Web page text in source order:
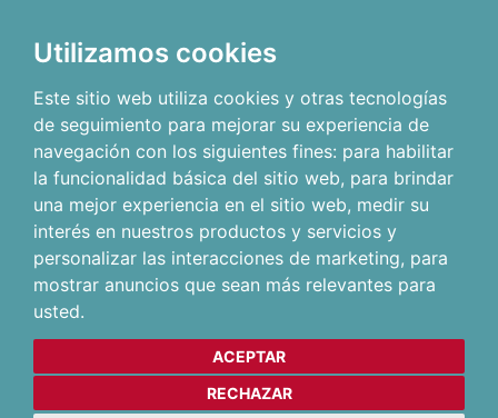
Utilizamos cookies
Este sitio web utiliza cookies y otras tecnologías
de seguimiento para mejorar su experiencia de
navegación con los siguientes fines: para habilitar
la funcionalidad básica del sitio web, para brindar
una mejor experiencia en el sitio web, medir su
interés en nuestros productos y servicios y
personalizar las interacciones de marketing, para
mostrar anuncios que sean más relevantes para
usted.
ACEPTAR
RECHAZAR